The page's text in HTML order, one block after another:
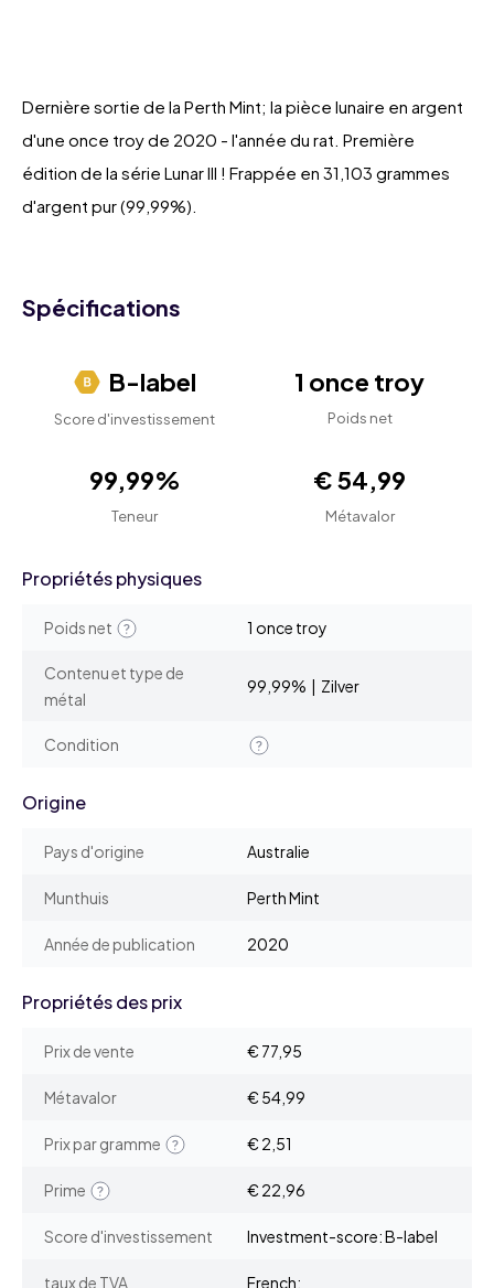
Dernière sortie de la Perth Mint; la pièce lunaire en argent
d'une once troy de 2020 - l'année du rat. Première
édition de la série Lunar III ! Frappée en 31,103 grammes
d'argent pur (99,99%).
Spécifications
B-label
Score d'investissement
1 once troy
Poids net
99,99%
Teneur
€ 54,99
Métavalor
Propriétés physiques
Poids net 1 once troy
Contenu et type de
métal
99,99% | Zilver
Condition
Origine
Pays d'origine Australie
Munthuis Perth Mint
Année de publication 2020
Propriétés des prix
Prix de vente € 77,95
Métavalor € 54,99
Prix par gramme € 2,51
Prime € 22,96
Score d'investissement Investment-score: B-label
taux de TVA French: